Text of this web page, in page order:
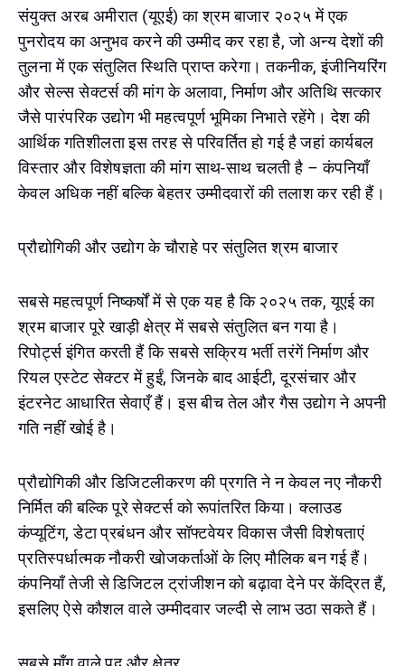
संयुक्त अरब अमीरात (यूएई) का श्रम बाजार २०२५ में एक
पुनरोदय का अनुभव करने की उम्मीद कर रहा है, जो अन्य देशों की
तुलना में एक संतुलित स्थिति प्राप्त करेगा। तकनीक, इंजीनियरिंग
और सेल्स सेक्टर्स की मांग के अलावा, निर्माण और अतिथि सत्कार
जैसे पारंपरिक उद्योग भी महत्वपूर्ण भूमिका निभाते रहेंगे। देश की
आर्थिक गतिशीलता इस तरह से परिवर्तित हो गई है जहां कार्यबल
विस्तार और विशेषज्ञता की मांग साथ-साथ चलती है – कंपनियाँ
केवल अधिक नहीं बल्कि बेहतर उम्मीदवारों की तलाश कर रही हैं।
प्रौद्योगिकी और उद्योग के चौराहे पर संतुलित श्रम बाजार
सबसे महत्वपूर्ण निष्कर्षों में से एक यह है कि २०२५ तक, यूएई का
श्रम बाजार पूरे खाड़ी क्षेत्र में सबसे संतुलित बन गया है।
रिपोर्ट्स इंगित करती हैं कि सबसे सक्रिय भर्ती तरंगें निर्माण और
रियल एस्टेट सेक्टर में हुईं, जिनके बाद आईटी, दूरसंचार और
इंटरनेट आधारित सेवाएँ हैं। इस बीच तेल और गैस उद्योग ने अपनी
गति नहीं खोई है।
प्रौद्योगिकी और डिजिटलीकरण की प्रगति ने न केवल नए नौकरी
निर्मित की बल्कि पूरे सेक्टर्स को रूपांतरित किया। क्लाउड
कंप्यूटिंग, डेटा प्रबंधन और सॉफ्टवेयर विकास जैसी विशेषताएं
प्रतिस्पर्धात्मक नौकरी खोजकर्ताओं के लिए मौलिक बन गई हैं।
कंपनियाँ तेजी से डिजिटल ट्रांजीशन को बढ़ावा देने पर केंद्रित हैं,
इसलिए ऐसे कौशल वाले उम्मीदवार जल्दी से लाभ उठा सकते हैं।